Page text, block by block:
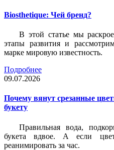
Biosthetique: Чей бренд?
В этой статье мы
этапы развития и
марке мировую известность.
Подробнее
09.07.2026
Почему вянут срезанные
букету
Правильная вода,
букета вдвое. А если
реанимировать за час.